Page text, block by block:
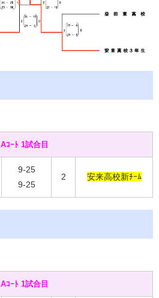
Aｺｰﾄ 1試合目
9-25
9-25
2 安来高校新ﾁｰﾑ
Aｺｰﾄ 1試合目